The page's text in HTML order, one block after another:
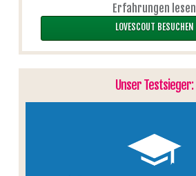
Erfahrungen lesen
LOVESCOUT BESUCHEN
Unser Testsieger: